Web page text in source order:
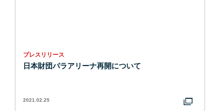
プレスリリース
日本財団パラアリーナ再開について
2021.02.25